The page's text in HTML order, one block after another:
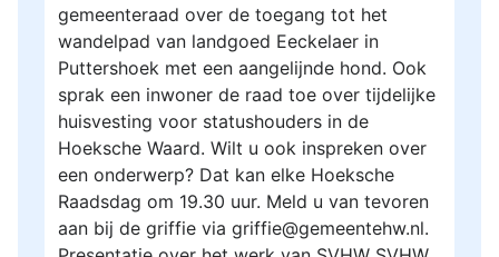
gemeenteraad over de toegang tot het
wandelpad van landgoed Eeckelaer in
Puttershoek met een aangelijnde hond. Ook
sprak een inwoner de raad toe over tijdelijke
huisvesting voor statushouders in de
Hoeksche Waard. Wilt u ook inspreken over
een onderwerp? Dat kan elke Hoeksche
Raadsdag om 19.30 uur. Meld u van tevoren
aan bij de griffie via griffie@gemeentehw.nl.